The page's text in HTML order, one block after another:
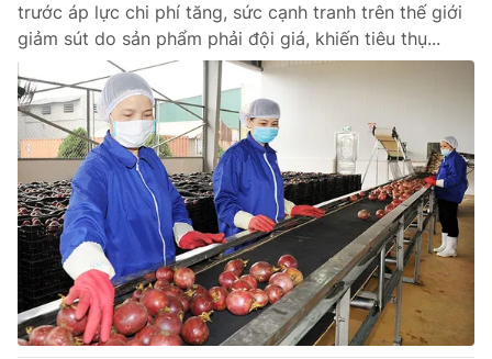
trước áp lực chi phí tăng, sức cạnh tranh trên thế giới
giảm sút do sản phẩm phải đội giá, khiến tiêu thụ...